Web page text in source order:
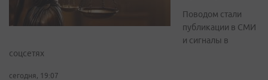
Поводом стали
публикации в СМИ
и сигналы в
соцсетях
сегодня, 19:07